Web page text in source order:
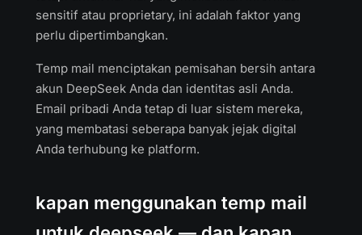
sensitif atau proprietary, ini adalah faktor yang
perlu dipertimbangkan.
Temp mail menciptakan pemisahan bersih antara
akun DeepSeek Anda dan identitas asli Anda.
Email pribadi Anda tetap di luar sistem mereka,
yang membatasi seberapa banyak jejak digital
Anda terhubung ke platform.
kapan menggunakan temp mail